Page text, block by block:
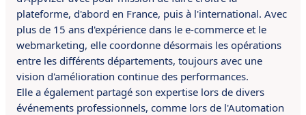
plateforme, d'abord en France, puis à l'international. Avec
plus de 15 ans d'expérience dans le e-commerce et le
webmarketing, elle coordonne désormais les opérations
entre les différents départements, toujours avec une
vision d'amélioration continue des performances.
Elle a également partagé son expertise lors de divers
événements professionnels, comme lors de l'Automation